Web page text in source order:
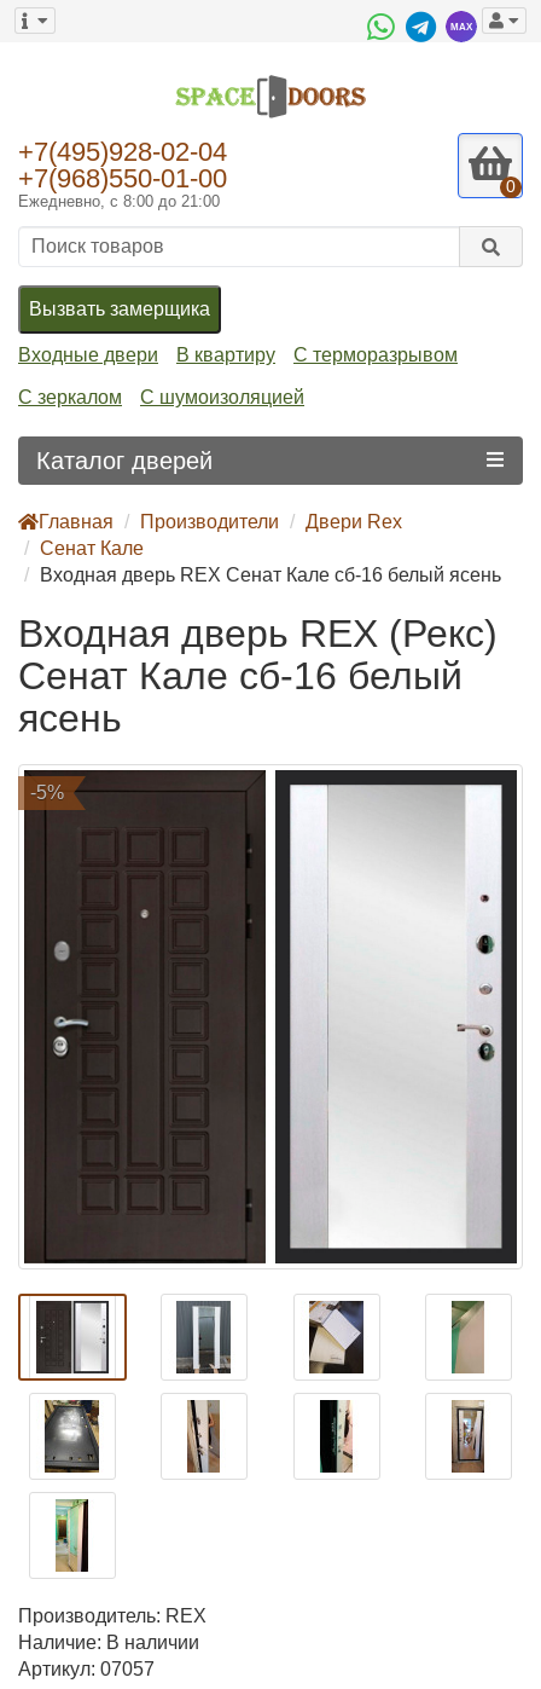
+7(495)928-02-04
+7(968)550-01-00
Ежедневно, с 8:00 до 21:00
0
Вызвать замерщика
Входные двери В квартиру С терморазрывом
С зеркалом С шумоизоляцией
Каталог дверей
Главная Производители
Двери Rex
Сенат Кале
Входная дверь REX Сенат Кале сб-16 белый ясень
Входная дверь REX (Рекс)
Сенат Кале сб-16 белый
ясень
-5%
Производитель: REX
Наличие: В наличии
Артикул: 07057